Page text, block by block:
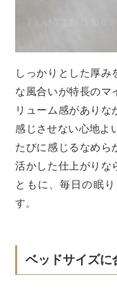
しっかりとした厚み
な風合いが特長のマ
リューム感がありな
感じさせない心地よ
たびに感じるなめら
活かした仕上がりな
ともに、毎日の眠
す。
ベッドサイズに